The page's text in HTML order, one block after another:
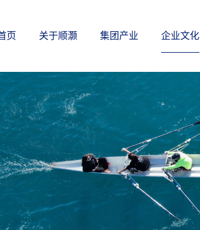
页 关于顺灏 集团产业 企业文化